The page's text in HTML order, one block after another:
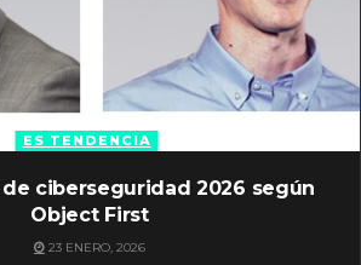
ES TENDENCIA
ciberseguridad 2026 según
Object First
23 ENERO, 2026